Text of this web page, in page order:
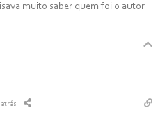
muito saber quem foi o autor